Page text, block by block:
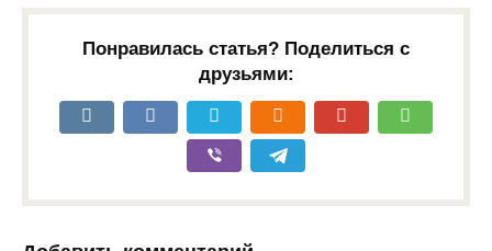
Понравилась статья? Поделиться с
друзьями: